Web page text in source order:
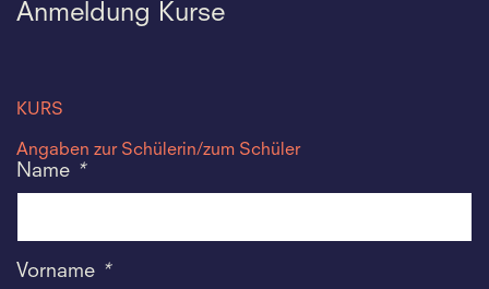
Anmeldung Kurse
KURS
Angaben zur Schülerin/zum Schüler
Name *
Vorname *